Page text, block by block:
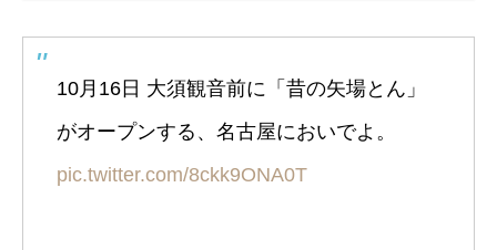
10月16日 大須観音前に「昔の矢場とん」
がオープンする、名古屋においでよ。
pic.twitter.com/8ckk9ONA0T